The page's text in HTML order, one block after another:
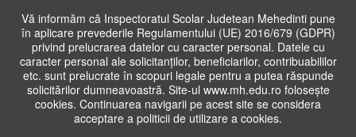
Vă informăm că Inspectoratul Scolar Judetean Mehedinti pune
în aplicare prevederile Regulamentului (UE) 2016/679 (GDPR)
privind prelucrarea datelor cu caracter personal. Datele cu
caracter personal ale solicitanților, beneficiarilor, contribuabililor
etc. sunt prelucrate în scopuri legale pentru a putea răspunde
solicitărilor dumneavoastră. Site-ul www.mh.edu.ro folosește
cookies. Continuarea navigarii pe acest site se considera
acceptare a politicii de utilizare a cookies.
Cauta
in
siteAcasa Cadre Didactice